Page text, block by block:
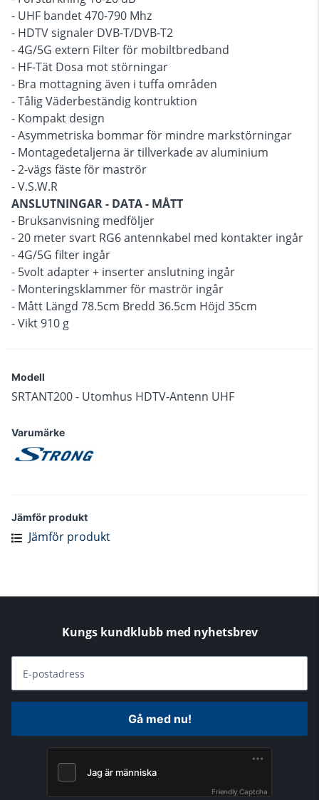
- UHF bandet 470-790 Mhz
- HDTV signaler DVB-T/DVB-T2
- 4G/5G extern Filter för mobiltbredband
- HF-Tät Dosa mot störningar
- Bra mottagning även i tuffa områden
- Tålig Väderbeständig kontruktion
- Kompakt design
- Asymmetriska bommar för mindre markstörningar
- Montagedetaljerna är tillverkade av aluminium
- 2-vägs fäste för maströr
- V.S.W.R
ANSLUTNINGAR - DATA - MÅTT
- Bruksanvisning medföljer
- 20 meter svart RG6 antennkabel med kontakter ingår
- 4G/5G filter ingår
- 5volt adapter + inserter anslutning ingår
- Monteringsklammer för maströr ingår
- Mått Längd 78.5cm Bredd 36.5cm Höjd 35cm
- Vikt 910 g
Modell
SRTANT200 - Utomhus HDTV-Antenn UHF
Varumärke
Jämför produkt
Jämför produkt
Kungs kundklubb med nyhetsbrev
E-postadress
Gå med nu!
Friendly Captcha